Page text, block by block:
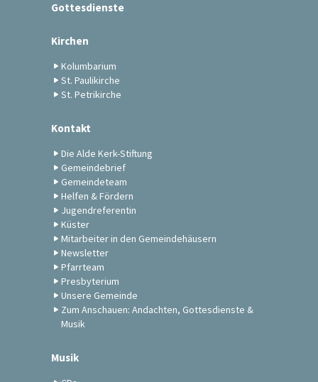
Gottesdienste
Kirchen
Kolumbarium
St. Paulikirche
St. Petrikirche
Kontakt
Die Alde Kerk-Stiftung
Gemeindebrief
Gemeindeteam
Helfen & Fördern
Jugendreferentin
Küster
Mitarbeiter in den Gemeindehäusern
Newsletter
Pfarrteam
Presbyterium
Unsere Gemeinde
Zum Anschauen: Andachten, Gottesdienste &
Musik
Musik